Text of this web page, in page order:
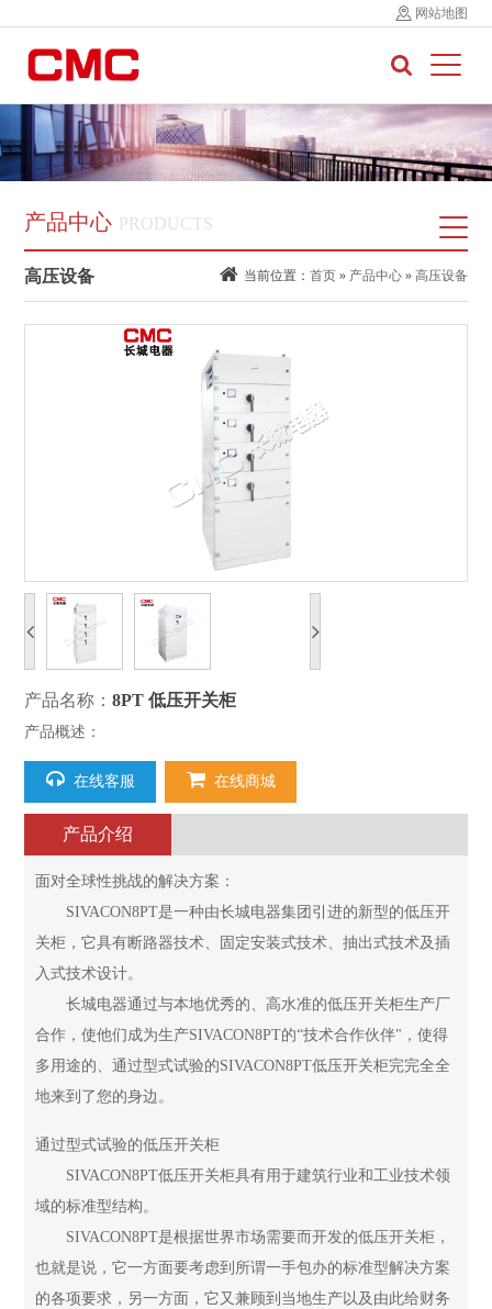
网站地图
产品中心 PRODUCTS
高压设备 当前位置： 首页 » 产品中心 » 高压设备
产品名称：8PT 低压开关柜
产品概述：
在线客服 在线商城
产品介绍
面对全球性挑战的解决方案：
SIVACON8PT是一种由长城电器集团引进的新型的低压开
关柜，它具有断路器技术、固定安装式技术、抽出式技术及插
入式技术设计。
长城电器通过与本地优秀的、高水准的低压开关柜生产厂
合作，使他们成为生产SIVACON8PT的“技术合作伙伴"，使得
多用途的、通过型式试验的SIVACON8PT低压开关柜完完全全
地来到了您的身边。
通过型式试验的低压开关柜
SIVACON8PT低压开关柜具有用于建筑行业和工业技术领
域的标准型结构。
SIVACON8PT是根据世界市场需要而开发的低压开关柜，
也就是说，它一方面要考虑到所谓一手包办的标准型解决方案
的各项要求，另一方面，它又兼顾到当地生产以及由此给财务